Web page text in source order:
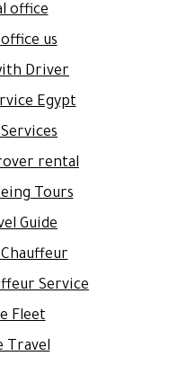
office
us
Driver
Egypt
rental
Tours
Guide
Service
Fleet
Travel